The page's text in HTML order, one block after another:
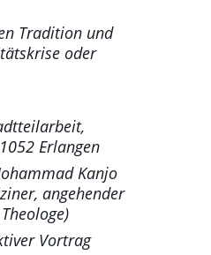
Tradition und
oder
Erlangen
Kanjo
angehender
Vortrag